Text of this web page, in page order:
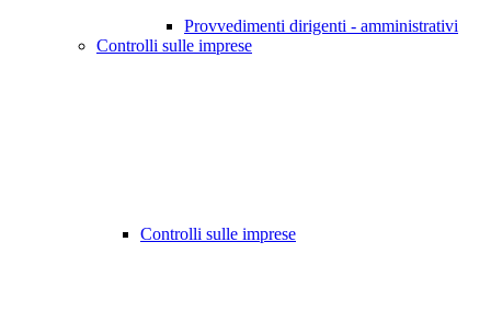
Provvedimenti dirigenti - amministrativi
Controlli sulle imprese
Controlli sulle imprese